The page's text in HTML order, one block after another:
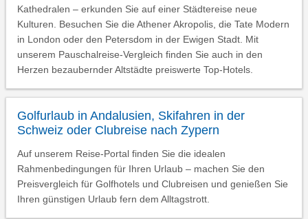
Kathedralen – erkunden Sie auf einer Städtereise neue
Kulturen. Besuchen Sie die Athener Akropolis, die Tate Modern
in London oder den Petersdom in der Ewigen Stadt. Mit
unserem Pauschalreise-Vergleich finden Sie auch in den
Herzen bezaubernder Altstädte preiswerte Top-Hotels.
Golfurlaub in Andalusien, Skifahren in der
Schweiz oder Clubreise nach Zypern
Auf unserem Reise-Portal finden Sie die idealen
Rahmenbedingungen für Ihren Urlaub – machen Sie den
Preisvergleich für Golfhotels und Clubreisen und genießen Sie
Ihren günstigen Urlaub fern dem Alltagstrott.